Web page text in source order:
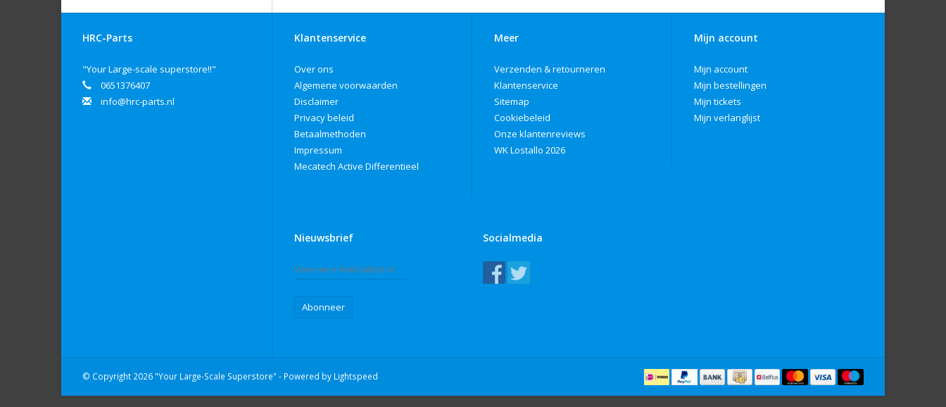
HRC-Parts
"Your Large-scale superstore!!"
0651376407
info@hrc-parts.nl
Klantenservice
Over ons
Algemene voorwaarden
Disclaimer
Privacy beleid
Betaalmethoden
Impressum
Mecatech Active Differentieel
Meer
Verzenden & retourneren
Klantenservice
Sitemap
Cookiebeleid
Onze klantenreviews
WK Lostallo 2026
Mijn account
Mijn account
Mijn bestellingen
Mijn tickets
Mijn verlanglijst
Nieuwsbrief
Abonneer
Socialmedia
© Copyright 2026 "Your Large-Scale Superstore" - Powered by Lightspeed